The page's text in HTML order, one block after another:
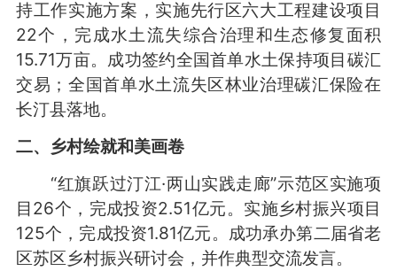
持工作实施方案，实施先行区六大工程建设项目
22个，完成水土流失综合治理和生态修复面积
15.71万亩。成功签约全国首单水土保持项目碳汇
交易；全国首单水土流失区林业治理碳汇保险在
长汀县落地。
二、乡村绘就和美画卷
“红旗跃过汀江·两山实践走廊”示范区实施项
目26个，完成投资2.51亿元。实施乡村振兴项目
125个，完成投资1.81亿元。成功承办第二届省老
区苏区乡村振兴研讨会，并作典型交流发言。